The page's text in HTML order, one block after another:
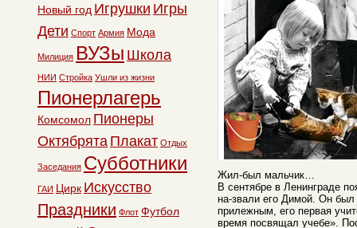
Жил-был мальчик…
В сентябре в Ленинграде
на-звали его Димой. Он
прилежным, его первая
время посвящал учебе».
Новый год Игрушки Игры
Дети Спорт Армия Мода
Милиция ВУЗы Школа
НИИ Стройка Ушли из жизни
Пионерлагерь
Комсомол Пионеры
Октябрята Плакат Отдых
Заседания Субботники
ГАИ Цирк Искусство
Праздники Флот Футбол